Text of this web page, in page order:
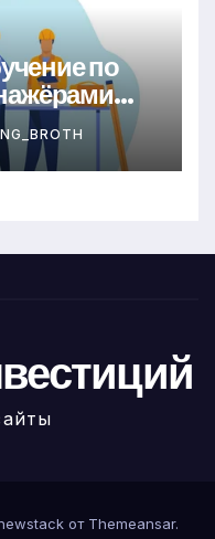
по
от Themeansar.